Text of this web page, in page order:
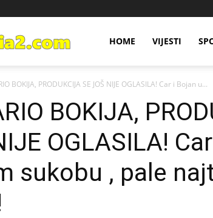
Media
HOME VIJESTI
BOKIJA, PRODUKCIJA SE JOŠ NIJE OGLASILA! Car i Bojan u...
BOKIJA,
OGLASILA!
sukobu , pale